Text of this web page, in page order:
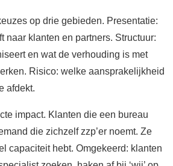
op drie gebieden. Presentatie:
naar klanten en partners. Structuur:
en wat de verhouding is met
Risico: welke aansprakelijkheid
afdekt.
impact. Klanten die een bureau
die zichzelf zzp’er noemt. Ze
capaciteit hebt. Omgekeerd: klanten